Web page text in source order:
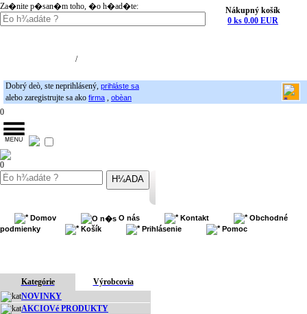
Za�nite p�san�m toho, �o h�ad�te:
Nákupný košík
0 ks 0.00 EUR
/
Dobrý deò, ste neprihlásený, prihláste sa
alebo zaregistrujte sa ako firma obèan
0
0
Domov O nás Kontakt
Obchodné
podmienky
Košík Prihlásenie Pomoc
Kategórie
Výrobcovia
NOVINKY
AKCIOVé PRODUKTY